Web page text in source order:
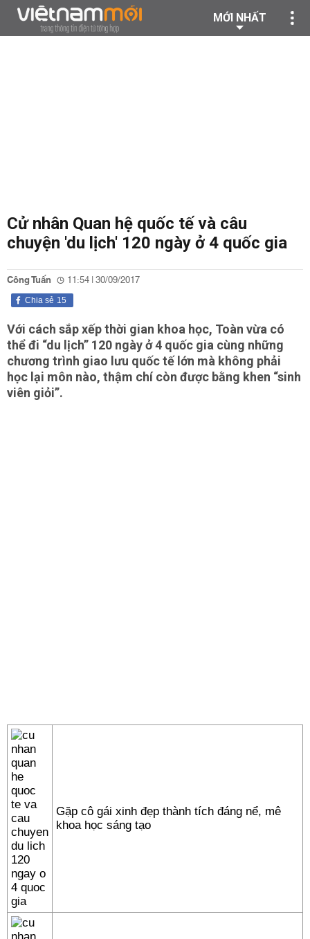
MỚI NHẤT
Cử nhân Quan hệ quốc tế và câu
chuyện 'du lịch' 120 ngày ở 4 quốc gia
Công Tuấn 11:54 | 30/09/2017
15
Chia sẻ
Với cách sắp xếp thời gian khoa học, Toàn vừa có
thể đi “du lịch” 120 ngày ở 4 quốc gia cùng những
chương trình giao lưu quốc tế lớn mà không phải
học lại môn nào, thậm chí còn được bằng khen “sinh
viên giỏi”.
Gặp cô gái xinh đẹp thành tích đáng nể, mê
khoa học sáng tạo